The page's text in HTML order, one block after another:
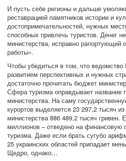
И пусть себе регионы и дальше
реставрацией памятников истории и
достопримечательностей, нужных
способных привлечь туристов. Денег
министерства, исправно рапортующий
работы».
Чтобы убедиться в том, что ведомство
развитием перспективных и нужных
достаточно прочитать бюджет
Сфера туризма оправдывает название
министерства. На саму
курортов выделяется 23 297,2 тысяч
министерства 886 489,2 тысяч
миллионов – отведено на финансовую
туризма. Даже если брать сугубо
25 украинских областей припадает
Щедро, однако…